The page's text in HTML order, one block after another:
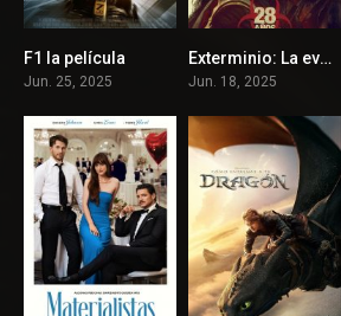
F1 la película
Jun. 25, 2025
6.8
Exterminio: La evolución
Jun. 18, 2025